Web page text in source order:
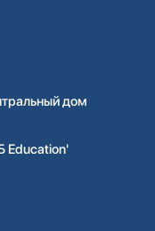
дом
Education'